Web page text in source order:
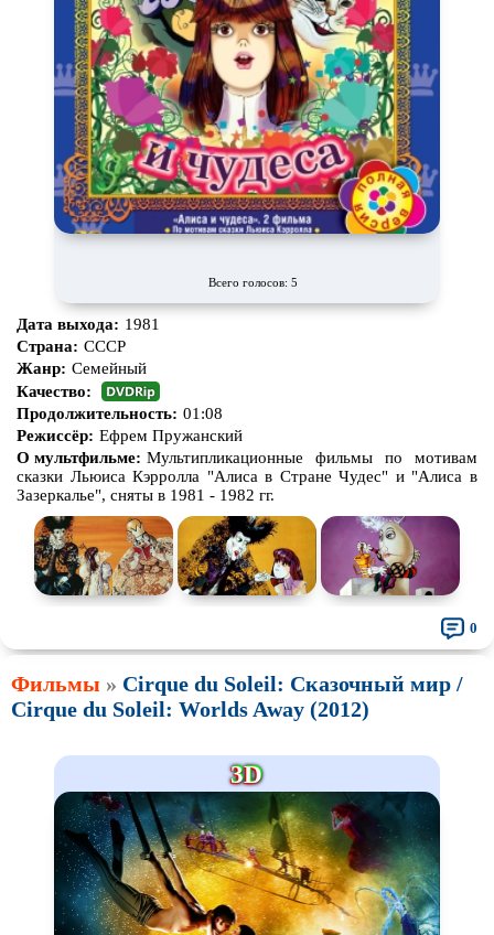
Всего голосов: 5
Дата выхода: 1981
Страна: СССР
Жанр: Семейный
Качество:
Продолжительность: 01:08
Режиссёр: Ефрем Пружанский
О мультфильме: Мультипликационные фильмы по мотивам
сказки Льюиса Кэрролла "Алиса в Стране Чудес" и "Алиса в
Зазеркалье", сняты в 1981 - 1982 гг.
0
Фильмы » Cirque du Soleil: Сказочный мир /
Cirque du Soleil: Worlds Away (2012)
3D